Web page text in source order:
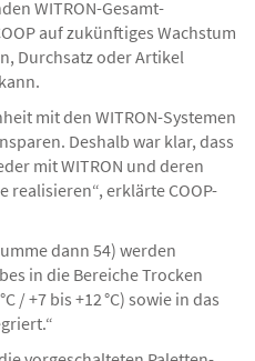
WITRON-Gesamt-
auf zukünftiges Wachstum
Durchsatz oder Artikel
mit den WITRON-Systemen
Deshalb war klar, dass
mit WITRON und deren
erklärte COOP-
dann 54) werden
in die Bereiche Trocken
/ +7 bis +12 °C) sowie in das